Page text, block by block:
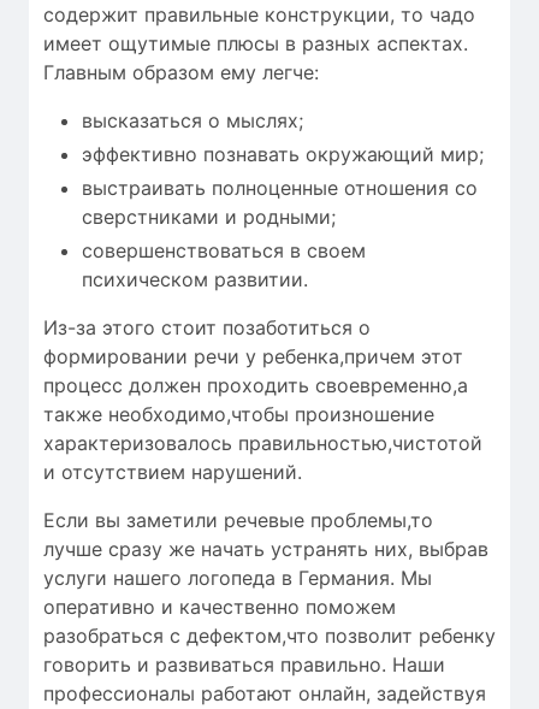
содержит правильные конструкции, то чадо
имеет ощутимые плюсы в разных аспектах.
Главным образом ему легче:
высказаться о мыслях;
эффективно познавать окружающий мир;
выстраивать полноценные отношения со
сверстниками и родными;
совершенствоваться в своем
психическом развитии.
Из-за этого стоит позаботиться о
формировании речи у ребенка,причем этот
процесс должен проходить своевременно,а
также необходимо,чтобы произношение
характеризовалось правильностью,чистотой
и отсутствием нарушений.
Если вы заметили речевые проблемы,то
лучше сразу же начать устранять них, выбрав
услуги нашего логопеда в Германия. Мы
оперативно и качественно поможем
разобраться с дефектом,что позволит ребенку
говорить и развиваться правильно. Наши
профессионалы работают онлайн, задействуя